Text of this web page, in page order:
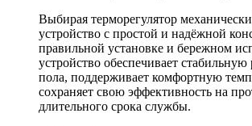
Выбирая терморегулятор
устройство с простой и надёжной
правильной установке и бережном
устройство обеспечивает стабильную
пола, поддерживает комфортную
сохраняет свою эффективность на
длительного срока службы.